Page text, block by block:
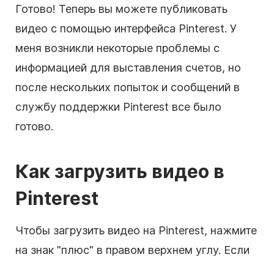
Готово! Теперь вы можете публиковать
видео с помощью интерфейса Pinterest. У
меня возникли некоторые проблемы с
информацией для выставления счетов, но
после нескольких попыток и сообщений в
службу поддержки Pinterest все было
готово.
Как загрузить видео в
Pinterest
Чтобы загрузить видео на Pinterest, нажмите
на знак "плюс" в правом верхнем углу. Если